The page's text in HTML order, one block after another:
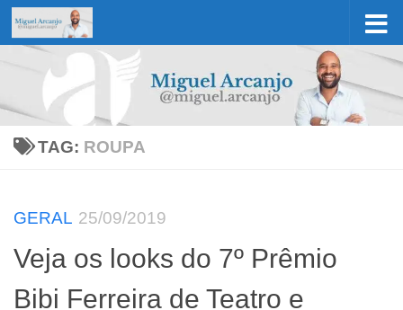
Skip to content
TAG: ROUPA
GERAL 25/09/2019
Veja os looks do 7º Prêmio
Bibi Ferreira de Teatro e